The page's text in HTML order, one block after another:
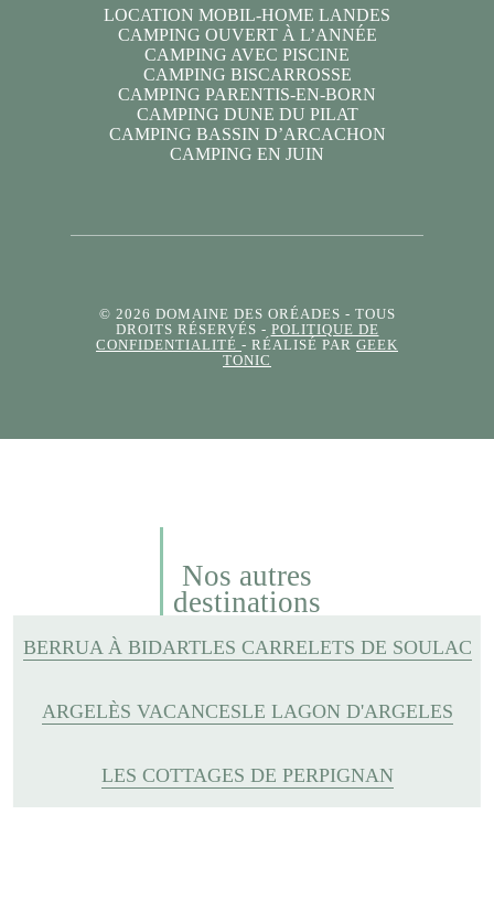
LOCATION MOBIL-HOME LANDES
CAMPING OUVERT À L’ANNÉE
CAMPING AVEC PISCINE
CAMPING BISCARROSSE
CAMPING PARENTIS-EN-BORN
CAMPING DUNE DU PILAT
CAMPING BASSIN D’ARCACHON
CAMPING EN JUIN
© 2026 DOMAINE DES ORÉADES - TOUS
DROITS RÉSERVÉS - POLITIQUE DE
CONFIDENTIALITÉ - RÉALISÉ PAR GEEK
TONIC
Nos autres
destinations
BERRUA À BIDARTLES CARRELETS DE SOULAC
ARGELÈS VACANCESLE LAGON D'ARGELES
LES COTTAGES DE PERPIGNAN